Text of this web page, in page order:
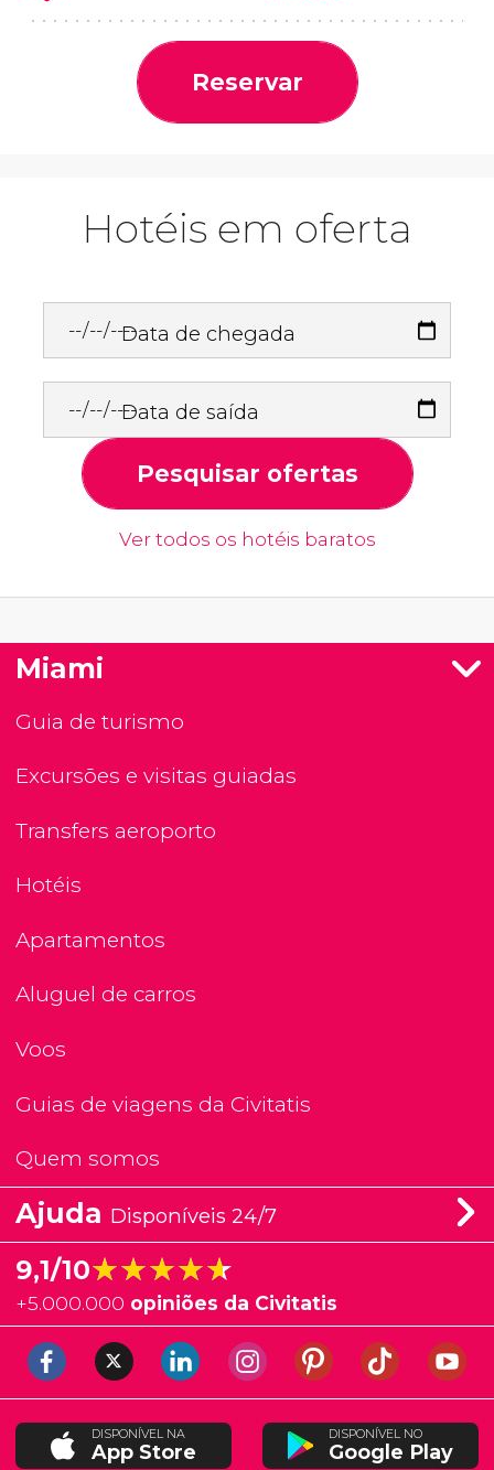
Reservar
Hotéis em oferta
Data de chegada
Data de saída
Pesquisar ofertas
Ver todos os hotéis baratos
Miami
Guia de turismo
Excursões e visitas guiadas
Transfers aeroporto
Hotéis
Apartamentos
Aluguel de carros
Voos
Guias de viagens da Civitatis
Quem somos
Ajuda Disponíveis 24/7
9,1/10★★★★★
★★★★★
+5.000.000 opiniões da Civitatis
DISPONÍVEL NA
App Store
DISPONÍVEL NO
Google Play